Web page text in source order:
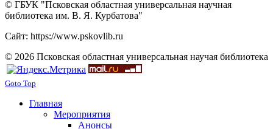
© ГБУК "Псковская областная универсальная научная
библиотека им. В. Я. Курбатова"
Сайт: https://www.pskovlib.ru
© 2026 Псковская областная универсальная научая библиотека
Goto Top
Главная
Мероприятия
Анонсы